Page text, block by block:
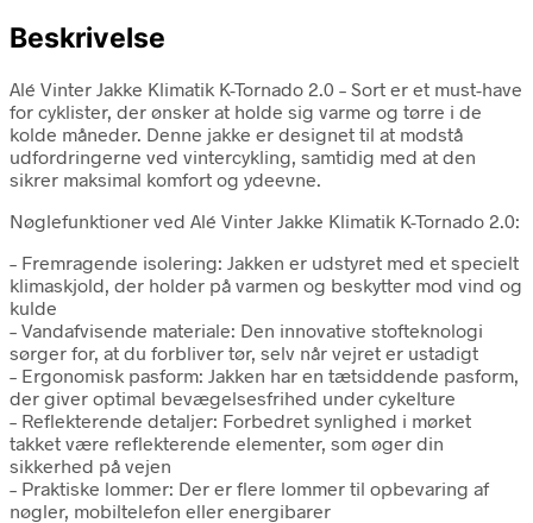
Beskrivelse
Alé Vinter Jakke Klimatik K-Tornado 2.0 – Sort er et must-have
for cyklister, der ønsker at holde sig varme og tørre i de
kolde måneder. Denne jakke er designet til at modstå
udfordringerne ved vintercykling, samtidig med at den
sikrer maksimal komfort og ydeevne.
Nøglefunktioner ved Alé Vinter Jakke Klimatik K-Tornado 2.0:
– Fremragende isolering: Jakken er udstyret med et specielt
klimaskjold, der holder på varmen og beskytter mod vind og
kulde
– Vandafvisende materiale: Den innovative stofteknologi
sørger for, at du forbliver tør, selv når vejret er ustadigt
– Ergonomisk pasform: Jakken har en tætsiddende pasform,
der giver optimal bevægelsesfrihed under cykelture
– Reflekterende detaljer: Forbedret synlighed i mørket
takket være reflekterende elementer, som øger din
sikkerhed på vejen
– Praktiske lommer: Der er flere lommer til opbevaring af
nøgler, mobiltelefon eller energibarer